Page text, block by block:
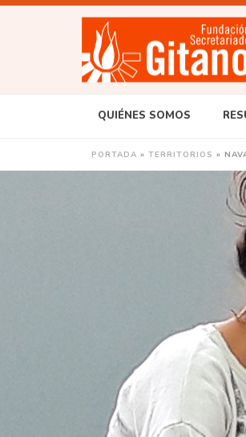
QUIÉNES SOMOS
PORTADA » TERRITORIOS »